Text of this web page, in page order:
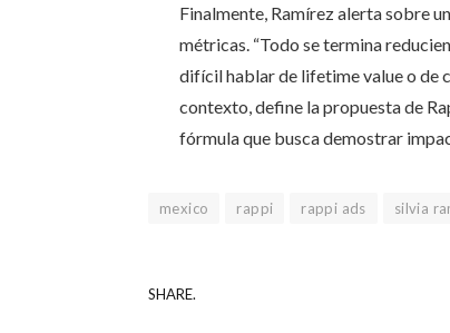
Finalmente, Ramírez alerta sobre
métricas. “Todo se termina
difícil hablar de lifetime value o de
contexto, define la propuesta de
fórmula que busca demostrar
mexico rappi rappi ads silvia
SHARE.